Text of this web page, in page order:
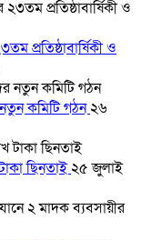
প্রতিষ্ঠাবার্ষিকী ও
কমিটি গঠন২৬
ছিনতাই২৫ জুলাই